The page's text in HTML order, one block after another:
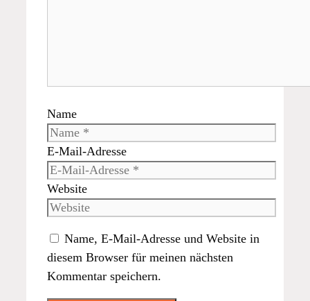
Name
E-Mail-Adresse
Website
Name, E-Mail-Adresse und Website in
diesem Browser für meinen nächsten
Kommentar speichern.